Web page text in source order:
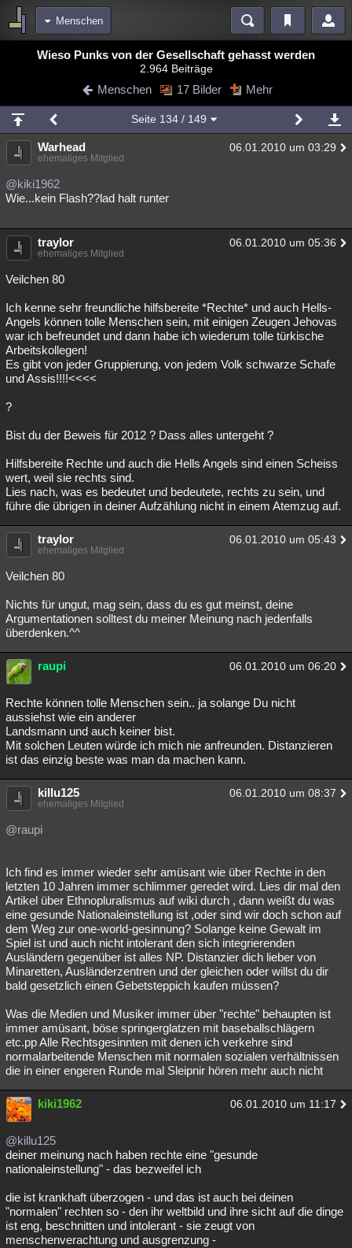
Menschen
Bereiche
Blogs Videos
Chat Wiki Neuigkeiten
meine Rubriken
Menschen Mystery Kriminalfälle
Spiritualität
weitere Rubriken
Philosophie Träume
Musik Clash Verbesserungen Allmystery English
Übersichten
Besucht Teilgenommen Alle Neue Geschlossen
Wieso Punks von der Gesellschaft gehasst werden
2.964 Beiträge
Menschen 17 Bilder Mehr
Seite 134/ 149
Warhead 06.01.2010 um 03:29
ehemaliges Mitglied
@kiki1962
Wie...kein Flash??lad halt runter
traylor 06.01.2010 um 05:36
ehemaliges Mitglied
Veilchen 80
Ich kenne sehr freundliche hilfsbereite *Rechte* und auch Hells-
Angels können tolle Menschen sein, mit einigen Zeugen Jehovas
war ich befreundet und dann habe ich wiederum tolle türkische
Arbeitskollegen!
Es gibt von jeder Gruppierung, von jedem Volk schwarze Schafe
und Assis!!!!<<<<
?
Bist du der Beweis für 2012 ? Dass alles untergeht ?
Hilfsbereite Rechte und auch die Hells Angels sind einen Scheiss
wert, weil sie rechts sind.
Lies nach, was es bedeutet und bedeutete, rechts zu sein, und
führe die übrigen in deiner Aufzählung nicht in einem Atemzug auf.
traylor 06.01.2010 um 05:43
ehemaliges Mitglied
Veilchen 80
Nichts für ungut, mag sein, dass du es gut meinst, deine
Argumentationen solltest du meiner Meinung nach jedenfalls
überdenken.^^
raupi 06.01.2010 um 06:20
Rechte können tolle Menschen sein.. ja solange Du nicht
aussiehst wie ein anderer
Landsmann und auch keiner bist.
Mit solchen Leuten würde ich mich nie anfreunden. Distanzieren
ist das einzig beste was man da machen kann.
killu125 06.01.2010 um 08:37
ehemaliges Mitglied
@raupi
Ich find es immer wieder sehr amüsant wie über Rechte in den
letzten 10 Jahren immer schlimmer geredet wird. Lies dir mal den
Artikel über Ethnopluralismus auf wiki durch , dann weißt du was
eine gesunde Nationaleinstellung ist ,oder sind wir doch schon auf
dem Weg zur one-world-gesinnung? Solange keine Gewalt im
Spiel ist und auch nicht intolerant den sich integrierenden
Ausländern gegenüber ist alles NP. Distanzier dich lieber von
Minaretten, Ausländerzentren und der gleichen oder willst du dir
bald gesetzlich einen Gebetsteppich kaufen müssen?
Was die Medien und Musiker immer über "rechte" behaupten ist
immer amüsant, böse springerglatzen mit baseballschlägern
etc.pp Alle Rechtsgesinnten mit denen ich verkehre sind
normalarbeitende Menschen mit normalen sozialen verhältnissen
die in einer engeren Runde mal Sleipnir hören mehr auch nicht
kiki1962 06.01.2010 um 11:17
@killu125
deiner meinung nach haben rechte eine "gesunde
nationaleinstellung" - das bezweifel ich
die ist krankhaft überzogen - und das ist auch bei deinen
"normalen" rechten so - den ihr weltbild und ihre sicht auf die dinge
ist eng, beschnitten und intolerant - sie zeugt von
menschenverachtung und ausgrenzung -